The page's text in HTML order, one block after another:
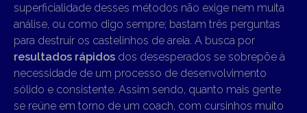
superficialidade desses métodos não exige nem muita
análise, ou como digo sempre; bastam três perguntas
para destruir os castelinhos de areia. A busca por
resultados rápidos dos desesperados se sobrepõe à
necessidade de um processo de desenvolvimento
sólido e consistente. Assim sendo, quanto mais gente
se reúne em torno de um coach, com cursinhos muito